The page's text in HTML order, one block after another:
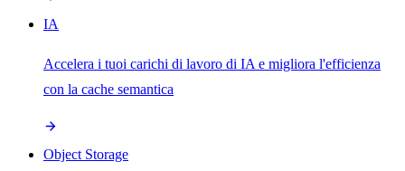
IA
Accelera i tuoi carichi di lavoro di IA e migliora l'efficienza
con la cache semantica
Object Storage